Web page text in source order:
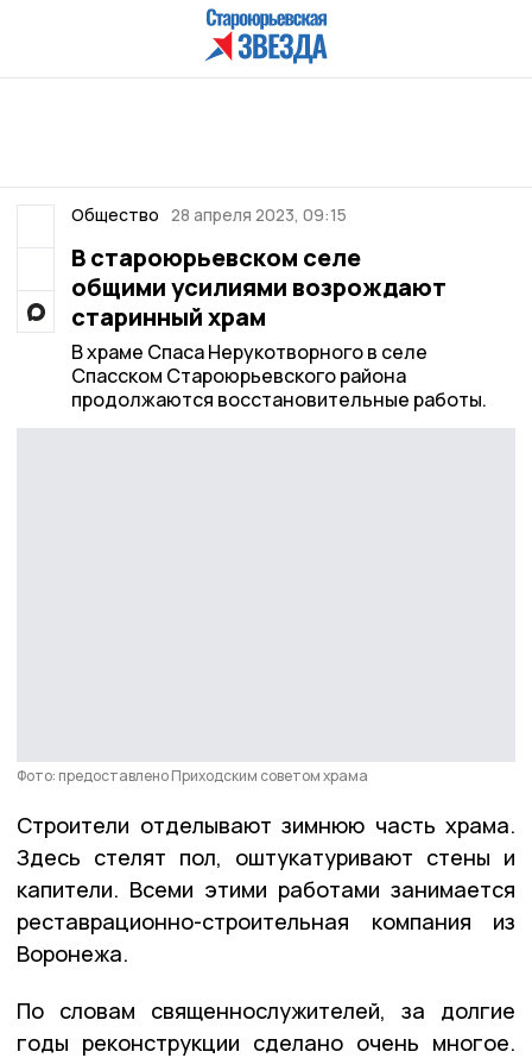
Общество 28 апреля 2023, 09:15
В староюрьевском селе
общими усилиями возрождают
старинный храм
В храме Спаса Нерукотворного в селе
Спасском Староюрьевского района
продолжаются восстановительные работы.
Фото: предоставлено Приходским советом храма
Строители отделывают зимнюю часть храма.
Здесь стелят пол, оштукатуривают стены и
капители. Всеми этими работами занимается
реставрационно-строительная компания из
Воронежа.
По словам священнослужителей, за долгие
годы реконструкции сделано очень многое.